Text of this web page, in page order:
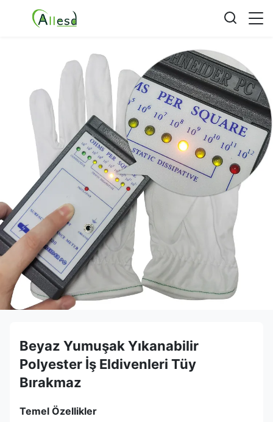
Beyaz Yumuşak Yıkanabilir
Polyester İş Eldivenleri Tüy
Bırakmaz
Temel Özellikler